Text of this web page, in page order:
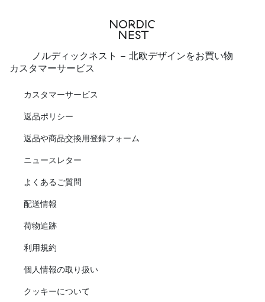
ノルディックネスト - 北欧デザインをお買い物
カスタマーサービス
カスタマーサービス
返品ポリシー
返品や商品交換用登録フォーム
ニュースレター
よくあるご質問
配送情報
荷物追跡
利用規約
個人情報の取り扱い
クッキーについて